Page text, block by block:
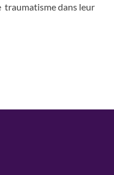
traumatisme dans leur